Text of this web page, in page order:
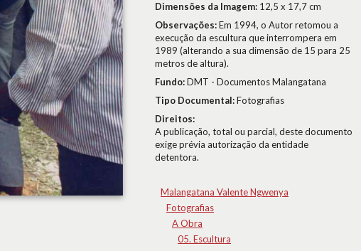
Dimensões da Imagem: 12,5 x 17,7 cm
Observações:Em 1994, o Autor retomou a
execução da escultura que interrompera em
1989 (alterando a sua dimensão de 15 para 25
metros de altura).
Fundo:DMT - Documentos Malangatana
Tipo Documental:Fotografias
Direitos:
A publicação, total ou parcial, deste documento
exige prévia autorização da entidade
detentora.
Malangatana Valente Ngwenya
Fotografias
A Obra
05. Escultura